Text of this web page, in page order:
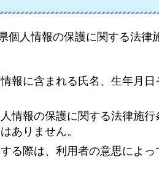
個人情報の保護に関する法律
報に含まれる氏名、生年月
情報の保護に関する法律施
ありません。
る際は、利用者の意思によ